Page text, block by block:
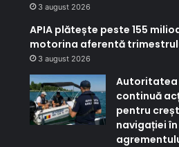
3 august 2026
APIA plătește peste 155
motorina aferentă
3 august 2026
Autoritatea
continuă
pentru
navigației